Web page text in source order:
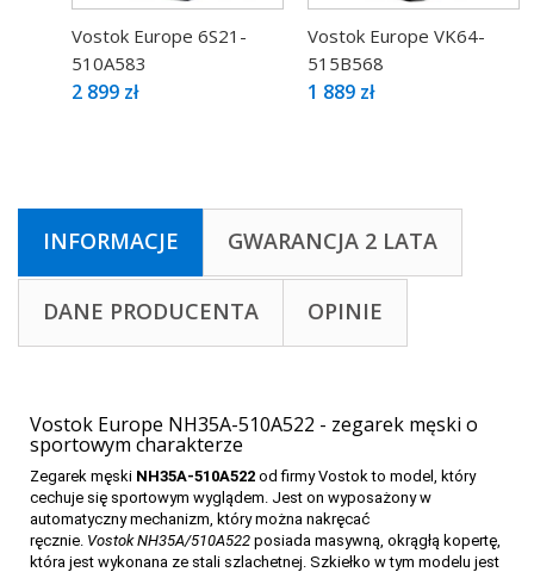
Vostok Europe 6S21-
510A583
2 899 zł
Vostok Europe VK64-
515B568
1 889 zł
INFORMACJE GWARANCJA 2 LATA
DANE PRODUCENTA OPINIE
Vostok Europe NH35A-510A522 - zegarek męski o
sportowym charakterze
Zegarek męski NH35A-510A522 od firmy Vostok to model, który
cechuje się sportowym wyglądem. Jest on wyposażony w
automatyczny mechanizm, który można nakręcać
ręcznie. Vostok NH35A/510A522 posiada masywną, okrągłą kopertę,
która jest wykonana ze stali szlachetnej. Szkiełko w tym modelu jest